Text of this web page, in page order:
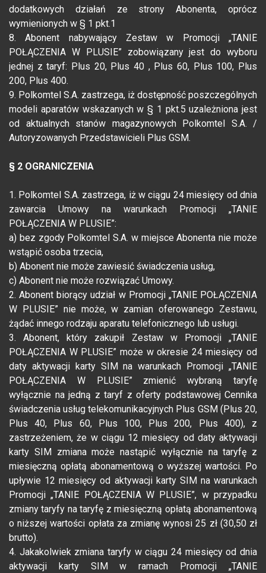
dodatkowych działań ze strony Abonenta, oprócz
wymienionych w § 1 pkt.1
8. Abonent nabywający Zestaw w Promocji „TANIE
POŁĄCZENIA W PLUSIE” zobowiązany jest do wyboru
jednej z taryf: Plus 20, Plus 40 , Plus 60, Plus 100, Plus
200, Plus 400.
9. Polkomtel S.A. zastrzega, iż dostępność poszczególnych
modeli aparatów wskazanych w § 1 pkt.5 uzależniona jest
od aktualnych stanów magazynowych Polkomtel S.A. /
Autoryzowanych Przedstawicieli Plus GSM.
§ 2 OGRANICZENIA
1. Polkomtel S.A. zastrzega, iż w ciągu 24 miesięcy od dnia
zawarcia Umowy na warunkach Promocji „TANIE
POŁĄCZENIA W PLUSIE”:
a) bez zgody Polkomtel S.A. w miejsce Abonenta nie może
wstąpić osoba trzecia,
b) Abonent nie może zawiesić świadczenia usług,
c) Abonent nie może rozwiązać Umowy.
2. Abonent biorący udział w Promocji „TANIE POŁĄCZENIA
W PLUSIE” nie może, w zamian oferowanego Zestawu,
żądać innego rodzaju aparatu telefonicznego lub usługi.
3. Abonent, który zakupił Zestaw w Promocji „TANIE
POŁĄCZENIA W PLUSIE” może w okresie 24 miesięcy od
daty aktywacji karty SIM na warunkach Promocji „TANIE
POŁĄCZENIA W PLUSIE” zmienić wybraną taryfę
wyłącznie na jedną z taryf z oferty podstawowej Cennika
świadczenia usług telekomunikacyjnych Plus GSM (Plus 20,
Plus 40, Plus 60, Plus 100, Plus 200, Plus 400), z
zastrzeżeniem, że w ciągu 12 miesięcy od daty aktywacji
karty SIM zmiana może nastąpić wyłącznie na taryfę z
miesięczną opłatą abonamentową o wyższej wartości. Po
upływie 12 miesięcy od aktywacji karty SIM na warunkach
Promocji „TANIE POŁĄCZENIA W PLUSIE”, w przypadku
zmiany taryfy na taryfę z miesięczną opłatą abonamentową
o niższej wartości opłata za zmianę wynosi 25 zł (30,50 zł
brutto).
4. Jakakolwiek zmiana taryfy w ciągu 24 miesięcy od dnia
aktywacji karty SIM w ramach Promocji „TANIE